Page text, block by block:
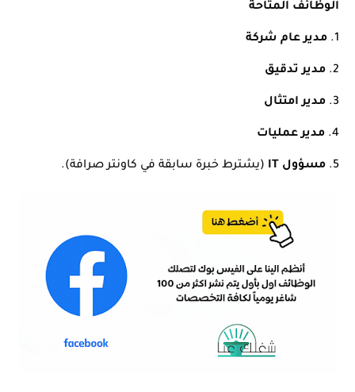
الوظائف المتاحة
مدير عام شركة
مدير تدقيق
مدير امتثال
مدير عمليات
مسؤول IT (يشترط خبرة سابقة في كاونتر صرافة).